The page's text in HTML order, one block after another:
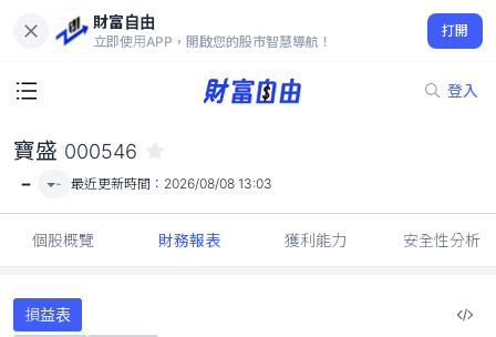
財富自由
立即使用APP，開啟您的股市智慧導航！
打開
登入
-
寶盛 000546
- - 最近更新時間： 2026/08/08 13:03
個股概覽 財務報表 獲利能力 安全性分析
損益表